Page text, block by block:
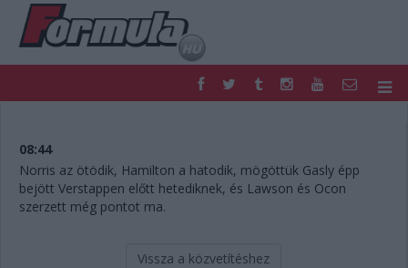
FORMULA
NEMZETKÖZI
HAZAI
RETRO
EGYÉB
PODCAST
PONTÁLLÁSOK
08:44
Norris az ötödik, Hamilton a hatodik, mögöttük Gasly épp
bejött Verstappen előtt hetediknek, és Lawson és Ocon
szerzett még pontot ma.
Vissza a közvetítéshez